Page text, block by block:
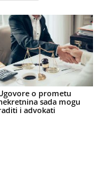
o prometu
sada mogu
i advokati